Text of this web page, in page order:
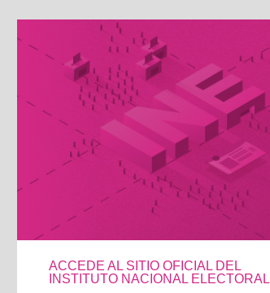
ACCEDE AL SITIO OFICIAL DEL
INSTITUTO NACIONAL ELECTORAL